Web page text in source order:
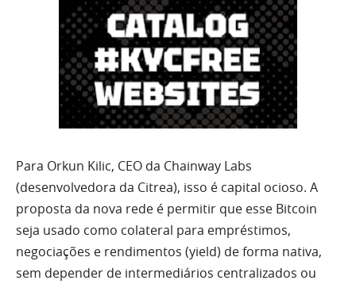
Para Orkun Kilic, CEO da Chainway Labs
(desenvolvedora da Citrea), isso é capital ocioso. A
proposta da nova rede é permitir que esse Bitcoin
seja usado como colateral para empréstimos,
negociações e rendimentos (yield) de forma nativa,
sem depender de intermediários centralizados ou